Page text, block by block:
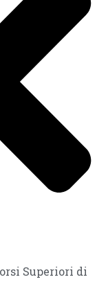
Superiori di